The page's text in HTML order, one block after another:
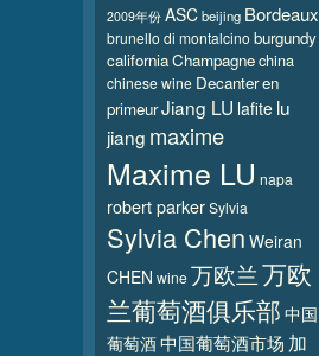
2009年份 ASCbeijing Bordeaux
brunello di montalcinoburgundy
californiaChampagnechina
chinese wine Decanteren
primeurJiang LU lafite lu
jiang maxime
Maxime LU napa
robert parkerSylvia
Sylvia Chen Weiran
CHEN wine万欧兰万欧
兰葡萄酒俱乐部中国
葡萄酒中国葡萄酒市场 加